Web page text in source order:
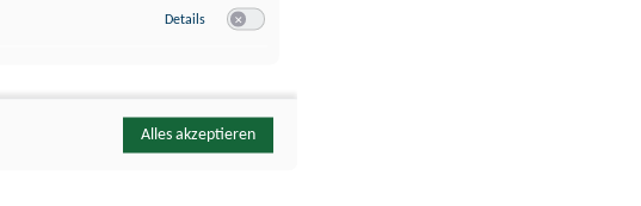
Details zu YouTube
Alles akzeptieren